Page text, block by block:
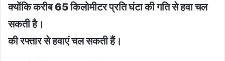
क्योंकि करीब 65 किलोमीटर प्रति घंटा की गति से हवा चल
सकती है।
की रफ्तार से हवाएं चल सकती हैं।